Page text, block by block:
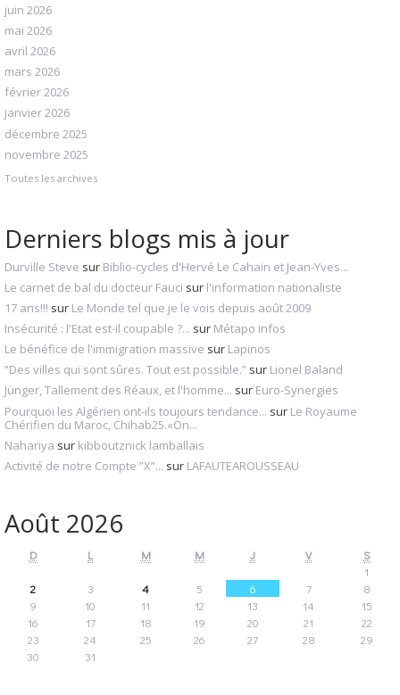
juin 2026
mai 2026
avril 2026
mars 2026
février 2026
janvier 2026
décembre 2025
novembre 2025
Toutes les archives
Derniers blogs mis à jour
Durville Steve sur Biblio-cycles d'Hervé Le Cahain et Jean-Yves...
Le carnet de bal du docteur Fauci sur l'information nationaliste
17 ans!!! sur Le Monde tel que je le vois depuis août 2009
Insécurité : l'Etat est-il coupable ?... sur Métapo infos
Le bénéfice de l'immigration massive sur Lapinos
”Des villes qui sont sûres. Tout est possible.” sur Lionel Baland
Jünger, Tallement des Réaux, et l'homme... sur Euro-Synergies
Pourquoi les Algérien ont-ils toujours tendance... sur Le Royaume
Chérifien du Maroc, Chihab25.«On...
Nahariya sur kibboutznick lamballais
Activité de notre Compte ”X”... sur LAFAUTEAROUSSEAU
Août 2026
D L M M J V
S
1
2
3 4 5 6 7
8
9
10 11 12 13 14
15
16
17 18 19 20 21
22
23
24 25 26 27 28
29
30
31